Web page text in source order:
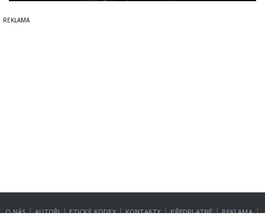
O NÁS | AUTOŘI | ETICKÝ KODEX | KONTAKTY | PŘEDPLATNÉ | REKLAMA |